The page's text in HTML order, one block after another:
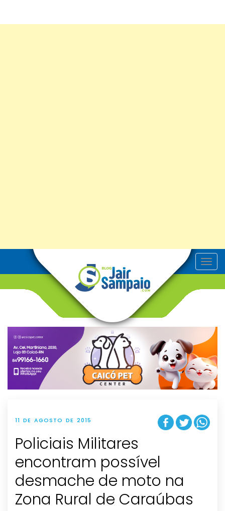
T
o
v
g
t
i
o
n
11 DE AGOSTO DE 2015
Policiais Militares
encontram possível
desmache de moto na
Zona Rural de Caraúbas